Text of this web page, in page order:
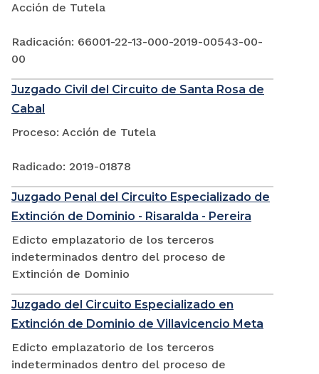
Acción de Tutela
Radicación: 66001-22-13-000-2019-00543-00-
00
Juzgado Civil del Circuito de Santa Rosa de
Cabal
Proceso: Acción de Tutela
Radicado: 2019-01878
Juzgado Penal del Circuito Especializado de
Extinción de Dominio - Risaralda - Pereira
Edicto emplazatorio de los terceros
indeterminados dentro del proceso de
Extinción de Dominio
Juzgado del Circuito Especializado en
Extinción de Dominio de Villavicencio Meta
Edicto emplazatorio de los terceros
indeterminados dentro del proceso de